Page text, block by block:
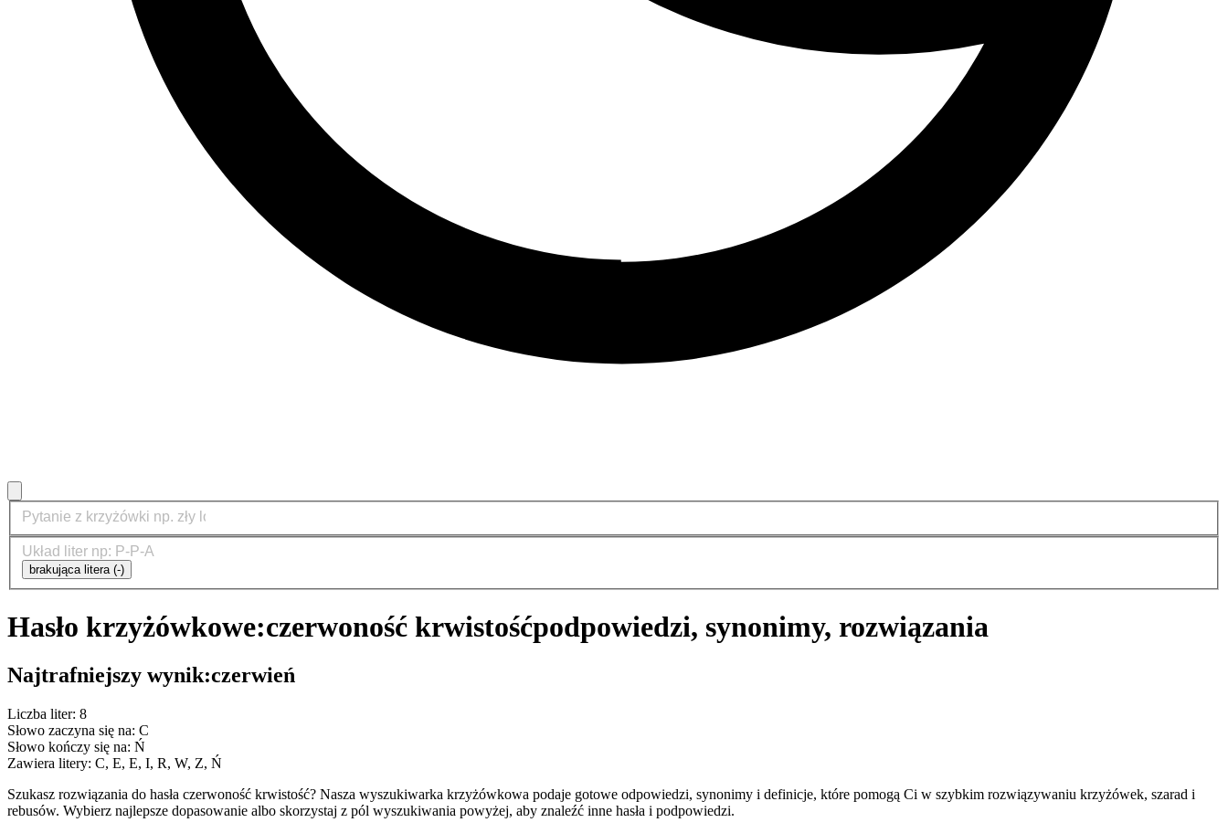
brakująca litera (-)
Hasło krzyżówkowe:czerwoność krwistośćpodpowiedzi, synonimy, rozwiązania
Najtrafniejszy wynik:czerwień
Liczba liter: 8
Słowo zaczyna się na: C
Słowo kończy się na: Ń
Zawiera litery: C, E, E, I, R, W, Z, Ń
Szukasz rozwiązania do hasła czerwoność krwistość? Nasza wyszukiwarka krzyżówkowa podaje gotowe odpowiedzi, synonimy i definicje, które pomogą Ci w szybkim rozwiązywaniu krzyżówek, szarad i
rebusów. Wybierz najlepsze dopasowanie albo skorzystaj z pól wyszukiwania powyżej, aby znaleźć inne hasła i podpowiedzi.